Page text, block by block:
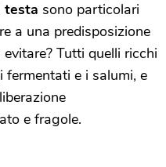
testa sono particolari
a una predisposizione
Tutti quelli ricchi
fermentati e i salumi, e
e fragole.